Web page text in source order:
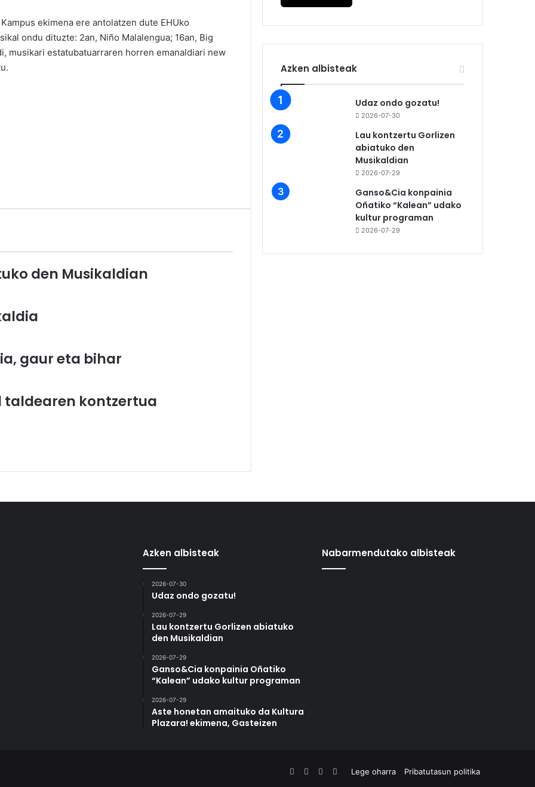
ekimena ere antolatzen dute EHUko
ondu dituzte: 2an, Niño Malalengua; 16an, Big
musikari estatubatuarraren horren emanaldiari new
den Musikaldian
gaur eta bihar
taldearen kontzertua
Azken albisteak
Udaz ondo gozatu!
2026-07-30
Lau kontzertu Gorlizen
abiatuko den
Musikaldian
2026-07-29
Ganso&Cia konpainia
Oñatiko “Kalean” udako
kultur programan
2026-07-29
Azken albisteak
2026-07-30
Udaz ondo gozatu!
2026-07-29
Lau kontzertu Gorlizen abiatuko
den Musikaldian
2026-07-29
Ganso&Cia konpainia Oñatiko
“Kalean” udako kultur programan
2026-07-29
Aste honetan amaituko da Kultura
Plazara! ekimena, Gasteizen
Nabarmendutako albisteak
Lege oharra Pribatutasun politika
FacebookYouTube